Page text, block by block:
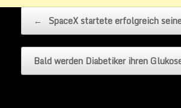
Beitragsnavigation
← SpaceX startete erfolgreich
Bald werden Diabetiker ihren